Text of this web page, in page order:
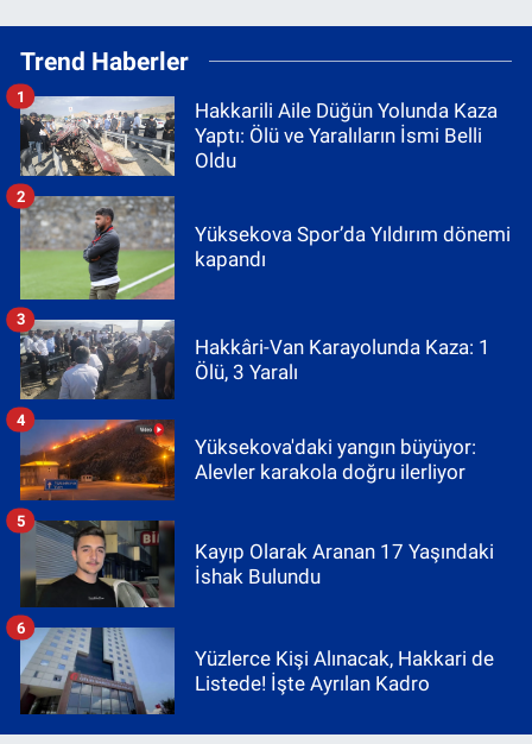
Trend Haberler
Hakkarili Aile Düğün Yolunda Kaza
Yaptı: Ölü ve Yaralıların İsmi Belli
Oldu
1
Yüksekova Spor’da Yıldırım dönemi
kapandı
2
Hakkâri-Van Karayolunda Kaza: 1
Ölü, 3 Yaralı
3
Yüksekova'daki yangın büyüyor:
Alevler karakola doğru ilerliyor
4
Kayıp Olarak Aranan 17 Yaşındaki
İshak Bulundu
5
Yüzlerce Kişi Alınacak, Hakkari de
Listede! İşte Ayrılan Kadro
6